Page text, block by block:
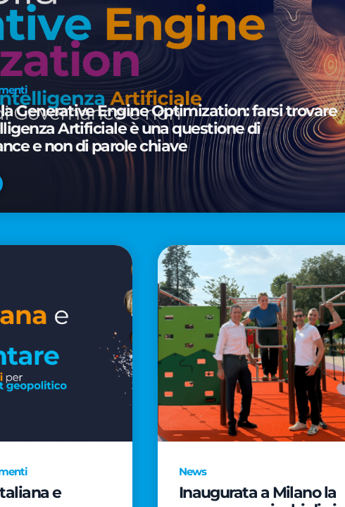
Generative Engine Optimization: farsi trovare
Artificiale è una questione di
e non di parole chiave
e
News
Inaugurata a Milano la